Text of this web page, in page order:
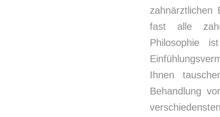
zahnärztlichen
fast alle
Philosophie
Ihnen
Behandlung